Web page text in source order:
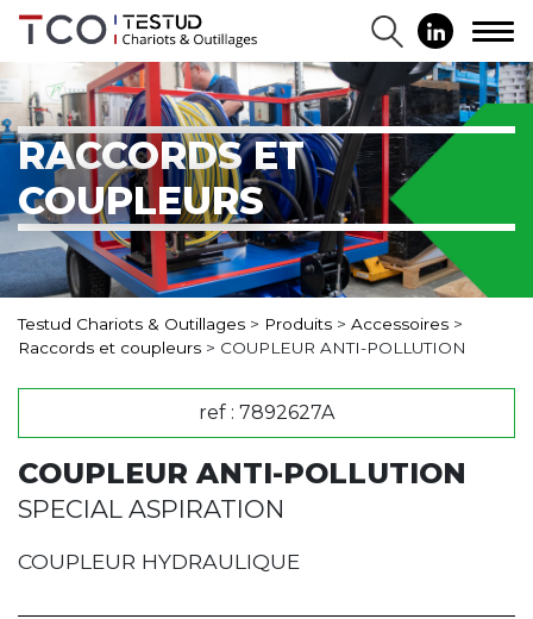
RACCORDS ET
COUPLEURS
Testud Chariots & Outillages > Produits > Accessoires >
Raccords et coupleurs > COUPLEUR ANTI-POLLUTION
COUPLEUR ANTI-POLLUTION
SPECIAL ASPIRATION
ref : 7892627A
COUPLEUR HYDRAULIQUE